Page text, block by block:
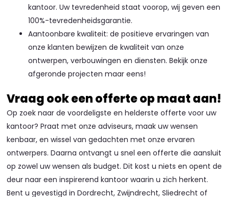
kantoor. Uw tevredenheid staat voorop, wij geven een
100%-tevredenheidsgarantie.
Aantoonbare kwaliteit: de positieve ervaringen van
onze klanten bewijzen de kwaliteit van onze
ontwerpen, verbouwingen en diensten. Bekijk onze
afgeronde projecten maar eens!
Vraag ook een offerte op maat aan!
Op zoek naar de voordeligste en helderste offerte voor uw
kantoor? Praat met onze adviseurs, maak uw wensen
kenbaar, en wissel van gedachten met onze ervaren
ontwerpers. Daarna ontvangt u snel een offerte die aansluit
op zowel uw wensen als budget. Dit kost u niets en opent de
deur naar een inspirerend kantoor waarin u zich herkent.
Bent u gevestigd in Dordrecht, Zwijndrecht, Sliedrecht of